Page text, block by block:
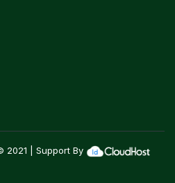
2021 | Support By